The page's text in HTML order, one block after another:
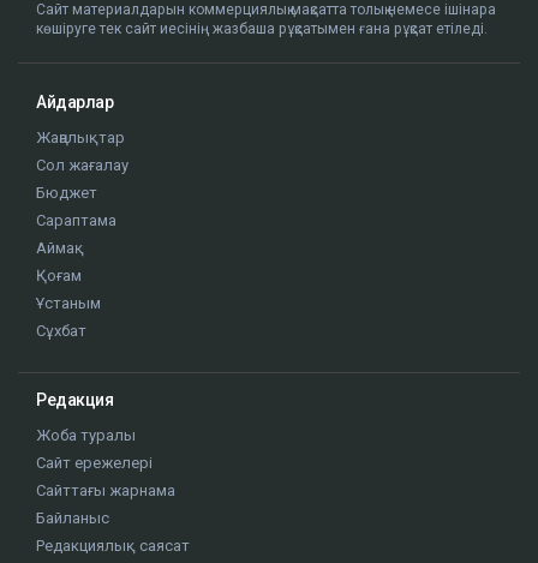
Сайт материалдарын коммерциялық мақсатта толық немесе ішінара
көшіруге тек сайт иесінің жазбаша рұқсатымен ғана рұқсат етіледі.
Айдарлар
Жаңалықтар
Сол жағалау
Бюджет
Сараптама
Аймақ
Қоғам
Ұстаным
Сұхбат
Редакция
Жоба туралы
Сайт ережелері
Сайттағы жарнама
Байланыс
Редакциялық саясат